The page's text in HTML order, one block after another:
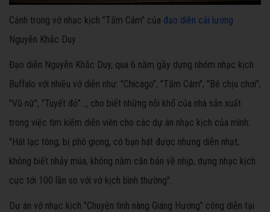
Cảnh trong vở nhạc kịch "Tấm Cám" của đạo diễn cải lương
Nguyễn Khắc Duy
Đạo diễn Nguyễn Khắc Duy, qua 6 năm gầy dựng nhóm nhạc kịch
Buffalo với nhiều vở diễn như: "Chicago", "Tấm Cám", "Bé chịu chơi",
"Vũ nữ", "Tuyết đỏ"…, cho biết những nỗi khổ của nhà sản xuất
trong việc tìm kiếm diễn viên cho các dự án nhạc kịch của mình:
"Hát lạc tông, bị phô giọng, có bạn hát được nhưng diễn nhạt,
không biết nhảy múa, không nắm căn bản về nhịp, dựng nhạc kịch
cực tới 100 lần so với vở kịch bình thường".
Dự án vở nhạc kịch "Chuyện tình nàng Giáng Hương" công diễn tại